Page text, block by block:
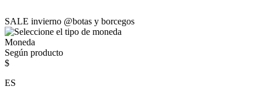
SALE invierno @botas y borcegos
Moneda
Según producto
$
ES